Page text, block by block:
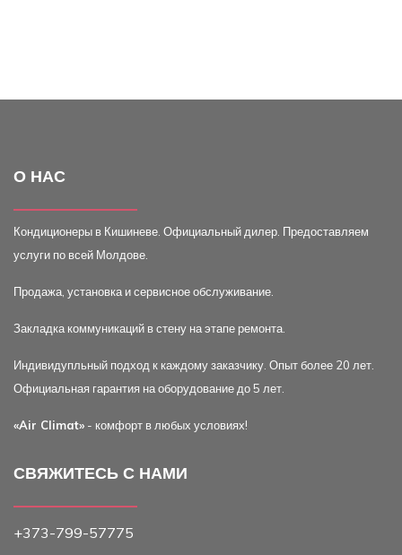
О НАС
Кондиционеры в Кишиневе. Официальный дилер. Предоставляем
услуги по всей Молдове.
Продажа, установка и сервисное обслуживание.
Закладка коммуникаций в стену на этапе ремонта.
Индивидупльный подход к каждому заказчику. Опыт более 20 лет.
Официальная гарантия на оборудование до 5 лет.
«Air Climat» - комфорт в любых условиях!
СВЯЖИТЕСЬ С НАМИ
+373-799-57775